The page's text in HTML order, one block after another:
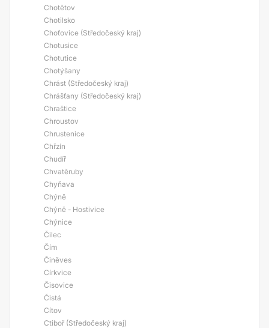
Chotětov
Chotilsko
Choťovice (Středočeský kraj)
Chotusice
Chotutice
Chotýšany
Chrást (Středočeský kraj)
Chrášťany (Středočeský kraj)
Chraštice
Chroustov
Chrustenice
Chřzín
Chudíř
Chvatěruby
Chyňava
Chýně
Chýně - Hostivice
Chýnice
Čilec
Čím
Činěves
Církvice
Čisovice
Čistá
Cítov
Ctiboř (Středočeský kraj)